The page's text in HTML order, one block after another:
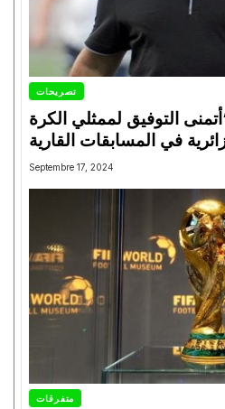
تصريحات
التوفيق لممثلي الكرة
Septembre 17, 2024
متفرقات